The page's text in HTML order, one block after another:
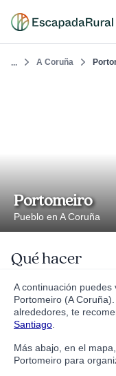
... A Coruña
Portomeiro
Pueblo en A Coruña
Qué hacer
A continuación
Portomeiro (A
alrededores, te
Santiago
Más abajo, en el
Portomeiro para